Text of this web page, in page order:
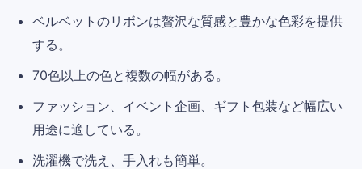
ベルベットのリボンは贅沢な質感と豊かな色彩を提供
する。
70色以上の色と複数の幅がある。
ファッション、イベント企画、ギフト包装など幅広い
用途に適している。
洗濯機で洗え、手入れも簡単。